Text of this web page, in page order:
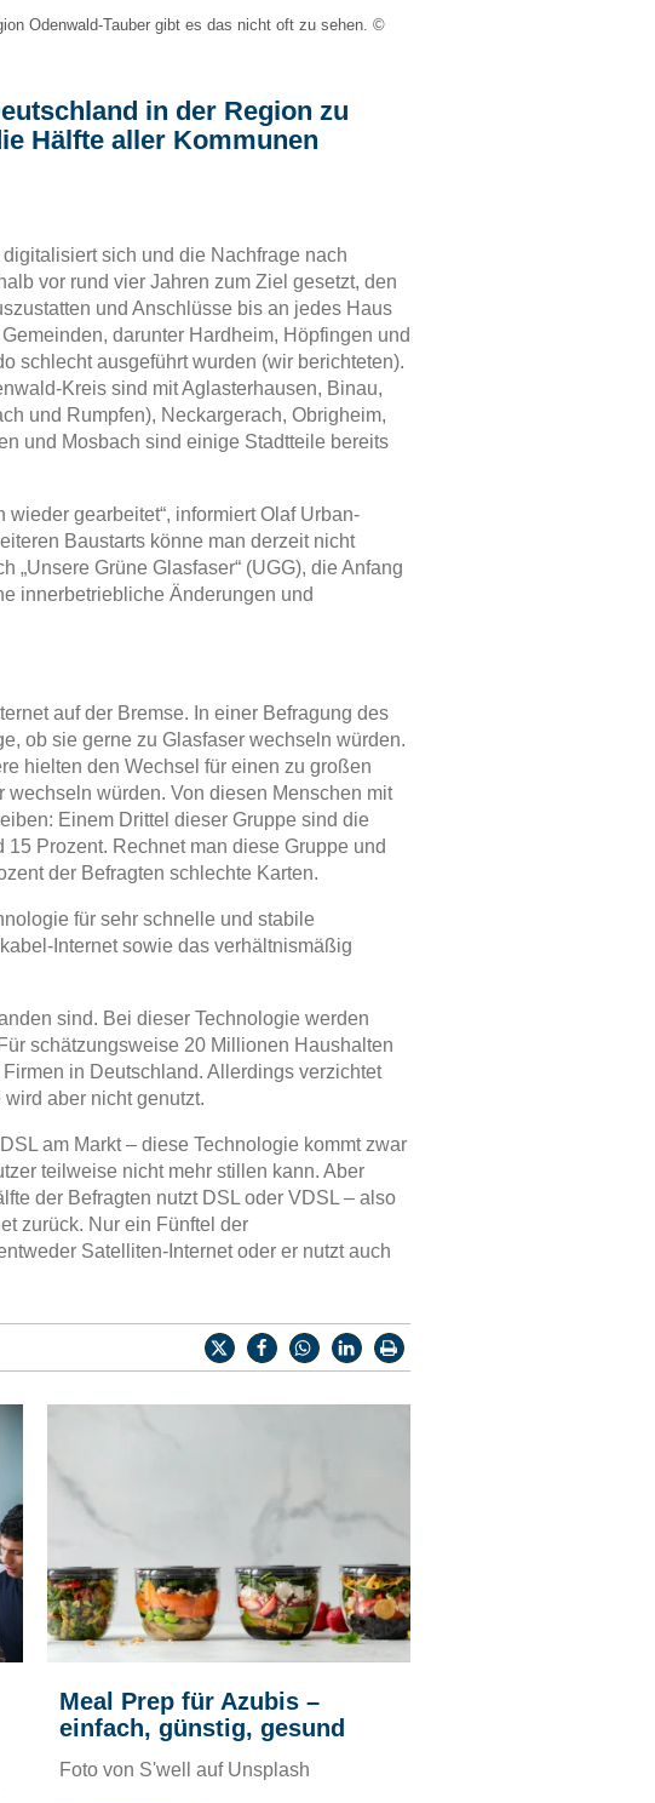
Odenwald-Tauber gibt es das nicht oft zu sehen. ©
in der Region zu
Hälfte aller Kommunen
sich und die Nachfrage nach
vor rund vier Jahren zum Ziel gesetzt, den
und Anschlüsse bis an jedes Haus
darunter Hardheim, Höpfingen und
schlecht ausgeführt wurden (wir berichteten).
Kreis sind mit Aglasterhausen, Binau,
und Rumpfen), Neckargerach, Obrigheim,
und Mosbach sind einige Stadtteile bereits
gearbeitet“, informiert Olaf Urban-
Baustarts könne man derzeit nicht
„Unsere Grüne Glasfaser“ (UGG), die Anfang
innerbetriebliche Änderungen und
auf der Bremse. In einer Befragung des
ob sie gerne zu Glasfaser wechseln würden.
hielten den Wechsel für einen zu großen
würden. Von diesen Menschen mit
Einem Drittel dieser Gruppe sind die
Prozent. Rechnet man diese Gruppe und
der Befragten schlechte Karten.
für sehr schnelle und stabile
Internet sowie das verhältnismäßig
sind. Bei dieser Technologie werden
schätzungsweise 20 Millionen Haushalten
in Deutschland. Allerdings verzichtet
aber nicht genutzt.
am Markt – diese Technologie kommt zwar
teilweise nicht mehr stillen kann. Aber
der Befragten nutzt DSL oder VDSL – also
zurück. Nur ein Fünftel der
Satelliten-Internet oder er nutzt auch
Meal Prep für Azubis –
einfach, günstig, gesund
Foto von S'well auf Unsplash